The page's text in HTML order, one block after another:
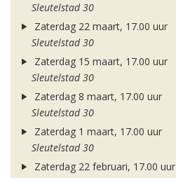
Sleutelstad 30
Zaterdag 22 maart, 17.00 uur
Sleutelstad 30
Zaterdag 15 maart, 17.00 uur
Sleutelstad 30
Zaterdag 8 maart, 17.00 uur
Sleutelstad 30
Zaterdag 1 maart, 17.00 uur
Sleutelstad 30
Zaterdag 22 februari, 17.00 uur